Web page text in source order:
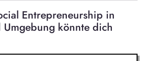
Entrepreneurship in
könnte dich